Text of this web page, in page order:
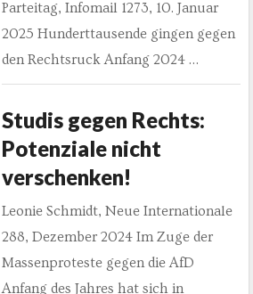
Parteitag, Infomail 1273, 10. Januar
2025 Hunderttausende gingen gegen
den Rechtsruck Anfang 2024 …
Studis gegen Rechts:
Potenziale nicht
verschenken!
Leonie Schmidt, Neue Internationale
288, Dezember 2024 Im Zuge der
Massenproteste gegen die AfD
Anfang des Jahres hat sich in